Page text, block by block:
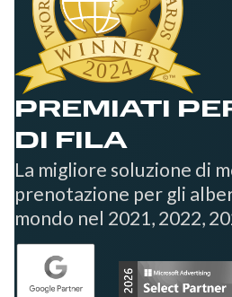
PREMIATI
DI FILA
La migliore soluzione di
prenotazione per gli
mondo nel 2021, 2022,